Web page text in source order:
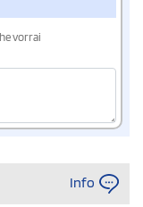
vorrai
Info